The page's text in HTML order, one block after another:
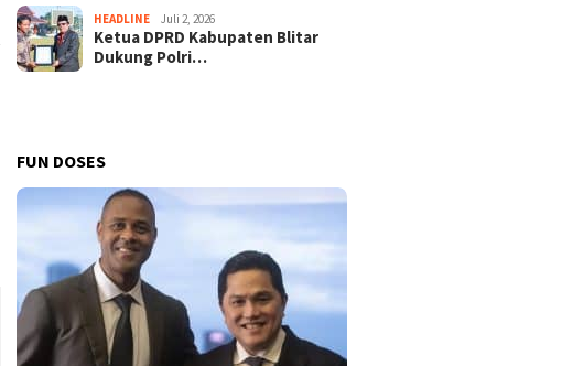
HEADLINE Juli 2, 2026
Ketua DPRD Kabupaten Blitar
Dukung Polri…
FUN DOSES